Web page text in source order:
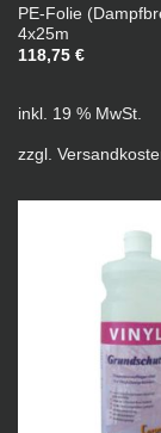
PE-Folie
4x25m
118,75 €
inkl. 19 % MwSt.
zzgl.